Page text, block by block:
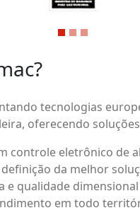
tecnologias
oferecendo
controle eletrônico de
da melhor